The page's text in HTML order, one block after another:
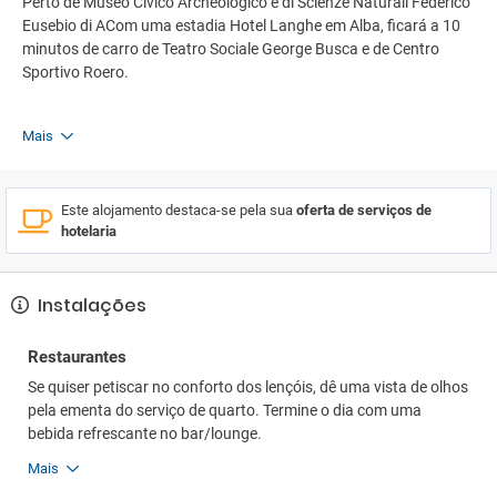
Eusebio di ACom uma estadia Hotel Langhe em Alba, ficará a 10
minutos de carro de Teatro Sociale George Busca e de Centro
Sportivo Roero.
Mais
Este alojamento destaca-se pela sua oferta de serviços de
hotelaria
Instalações
Restaurantes
Se quiser petiscar no conforto dos lençóis, dê uma vista de olhos
pela ementa do serviço de quarto. Termine o dia com uma
bebida refrescante no bar/lounge.
Mais